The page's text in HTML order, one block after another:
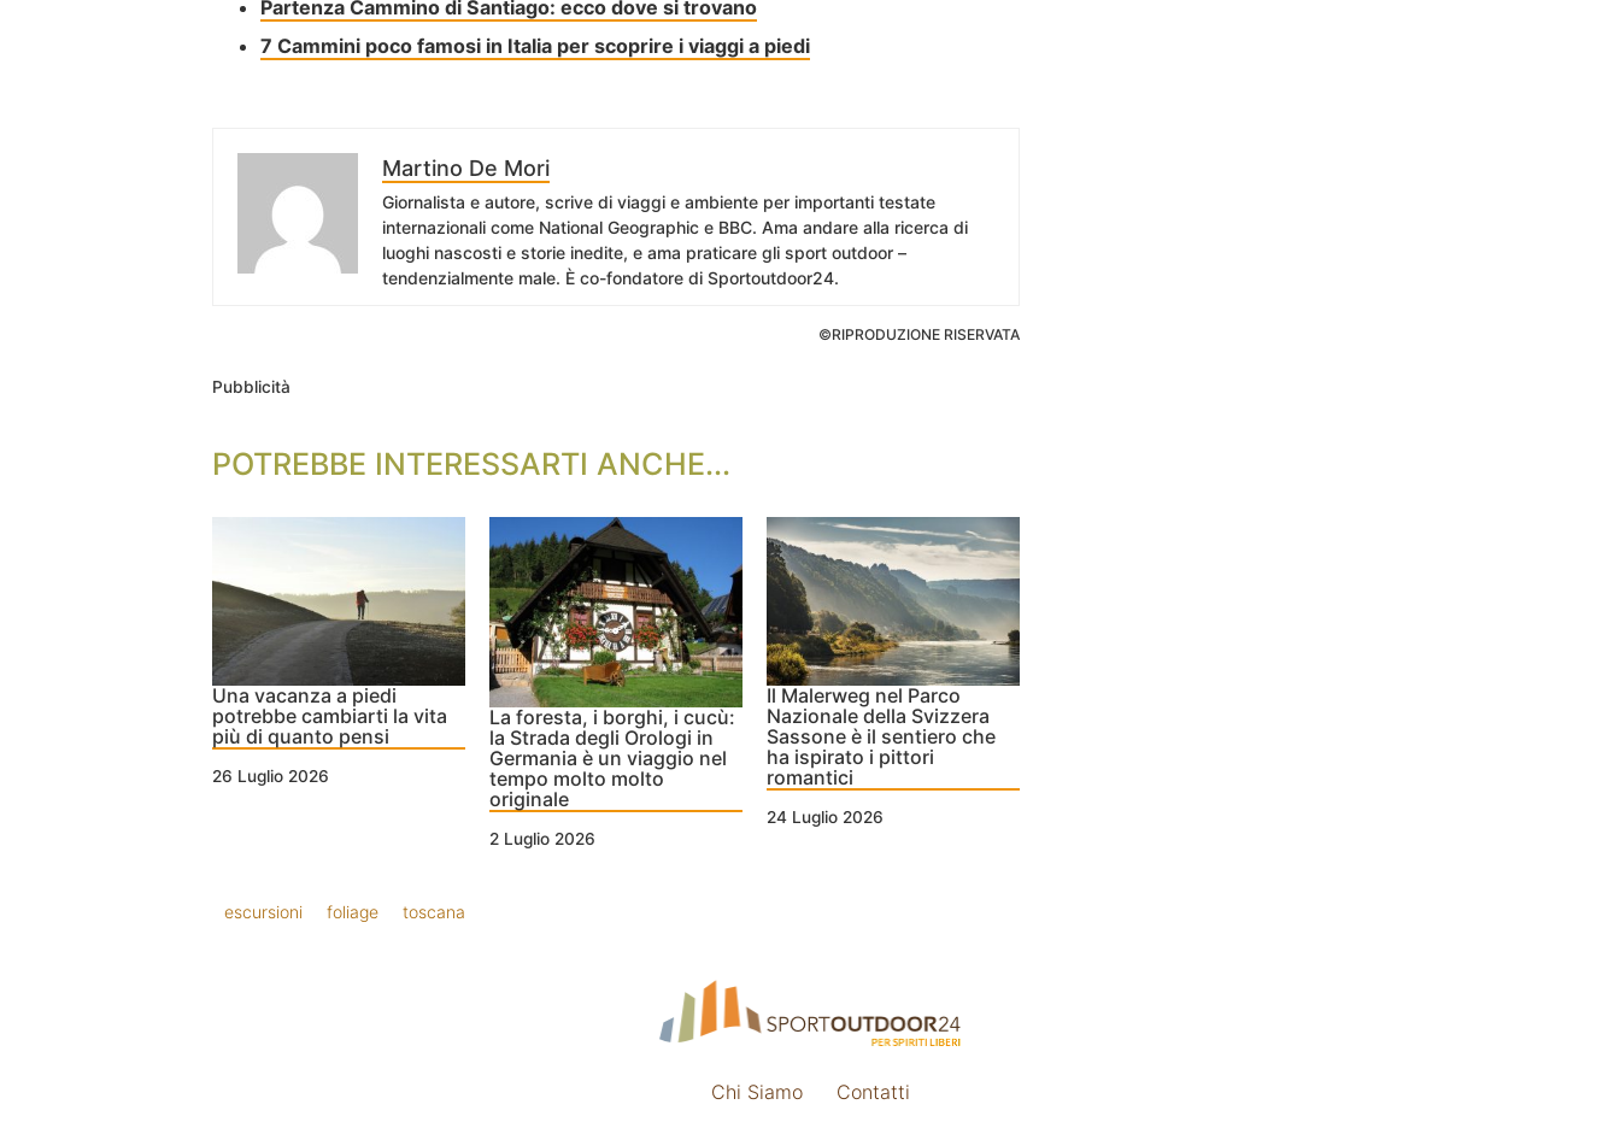
Partenza Cammino di Santiago: ecco dove si trovano
7 Cammini poco famosi in Italia per scoprire i viaggi a piedi
Martino De Mori
Giornalista e autore, scrive di viaggi e ambiente per importanti testate
internazionali come National Geographic e BBC. Ama andare alla ricerca di
luoghi nascosti e storie inedite, e ama praticare gli sport outdoor –
tendenzialmente male. È co-fondatore di Sportoutdoor24.
©RIPRODUZIONE RISERVATA
Pubblicità
POTREBBE INTERESSARTI ANCHE...
Una vacanza a piedi
potrebbe cambiarti la vita
più di quanto pensi
26 Luglio 2026
La foresta, i borghi, i cucù:
la Strada degli Orologi in
Germania è un viaggio nel
tempo molto molto
originale
2 Luglio 2026
Il Malerweg nel Parco
Nazionale della Svizzera
Sassone è il sentiero che
ha ispirato i pittori
romantici
24 Luglio 2026
escursioni foliage toscana
Chi Siamo Contatti